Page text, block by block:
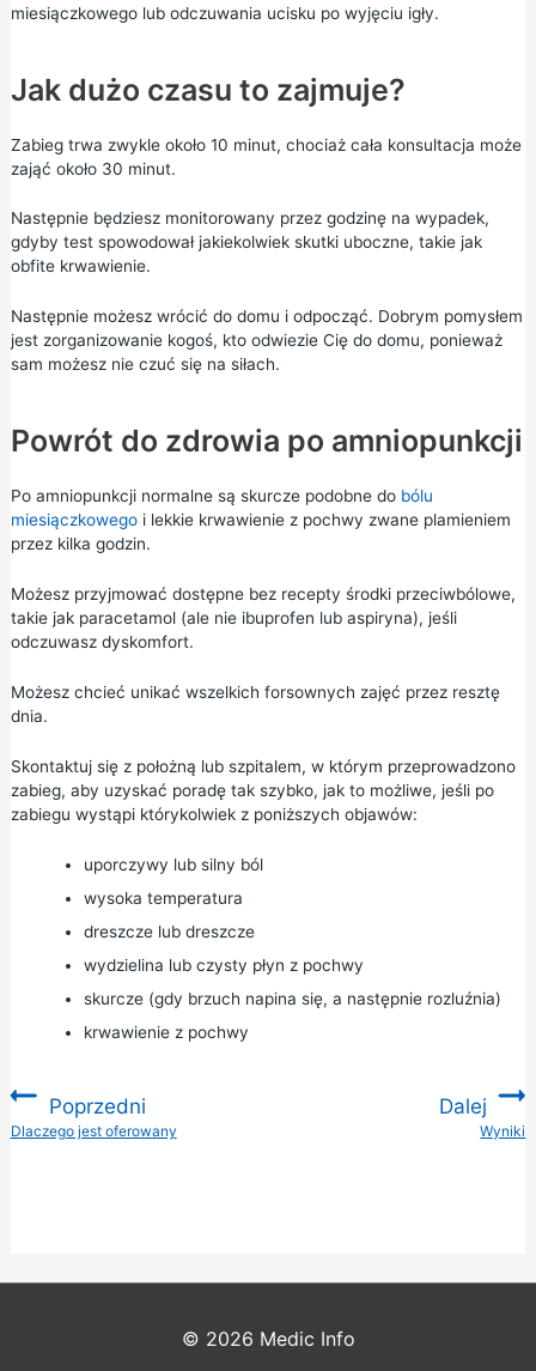
miesiączkowego lub odczuwania ucisku po wyjęciu igły.
Jak dużo czasu to zajmuje?
Zabieg trwa zwykle około 10 minut, chociaż cała konsultacja może
zająć około 30 minut.
Następnie będziesz monitorowany przez godzinę na wypadek,
gdyby test spowodował jakiekolwiek skutki uboczne, takie jak
obfite krwawienie.
Następnie możesz wrócić do domu i odpocząć. Dobrym pomysłem
jest zorganizowanie kogoś, kto odwiezie Cię do domu, ponieważ
sam możesz nie czuć się na siłach.
Powrót do zdrowia po amniopunkcji
Po amniopunkcji normalne są skurcze podobne do bólu
miesiączkowegoi lekkie krwawienie z pochwy zwane plamieniem
przez kilka godzin.
Możesz przyjmować dostępne bez recepty środki przeciwbólowe,
takie jak paracetamol(ale nie ibuprofen lub aspiryna), jeśli
odczuwasz dyskomfort.
Możesz chcieć unikać wszelkich forsownych zajęć przez resztę
dnia.
Skontaktuj się z położną lub szpitalem, w którym przeprowadzono
zabieg, aby uzyskać poradę tak szybko, jak to możliwe, jeśli po
zabiegu wystąpi którykolwiek z poniższych objawów:
uporczywy lub silny ból
wysoka temperatura
dreszcze lub dreszcze
wydzielina lub czysty płyn z pochwy
skurcze (gdy brzuch napina się, a następnie rozluźnia)
krwawienie z pochwy
Poprzedni
:Dlaczego jest oferowany
Dalej
Wyniki
© 2026 Medic Info